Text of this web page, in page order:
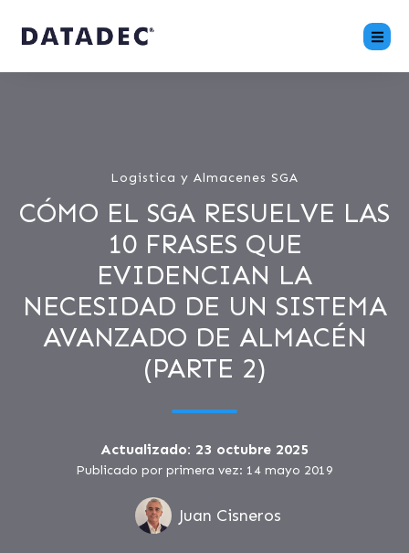
Logistica y Almacenes SGA
CÓMO EL SGA RESUELVE LAS
10 FRASES QUE
EVIDENCIAN LA
NECESIDAD DE UN SISTEMA
AVANZADO DE ALMACÉN
(PARTE 2)
Actualizado: 23 octubre 2025
Publicado por primera vez: 14 mayo 2019
Juan Cisneros